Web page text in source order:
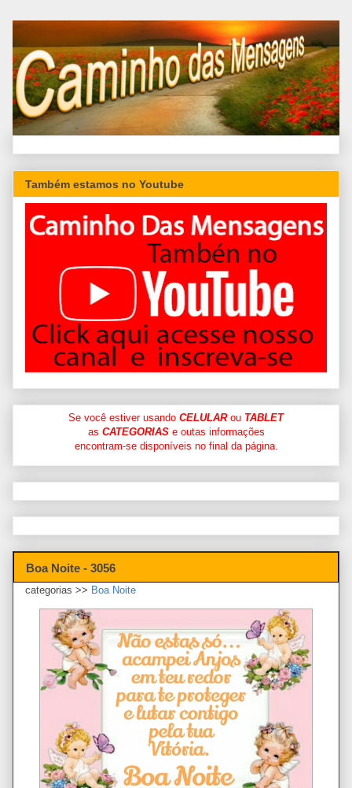
Também estamos no Youtube
Se você estiver usando CELULARou TABLET
as CATEGORIASe outas informações
encontram-se disponíveis no final da página.
Boa Noite - 3056
categorias >> Boa Noite